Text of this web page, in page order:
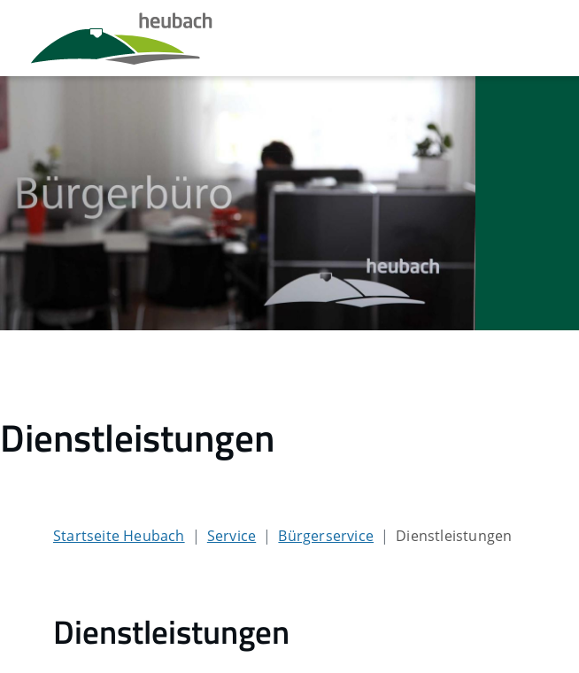
Dienstleistungen
Startseite Heubach Service Bürgerservice Dienstleistungen
Dienstleistungen